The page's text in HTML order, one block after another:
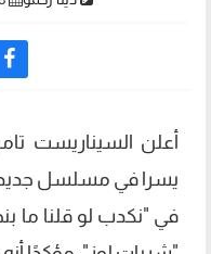
أعلن السيناريست
يسرا في مسلسل جديد
في "نكدب لو قلنا ما